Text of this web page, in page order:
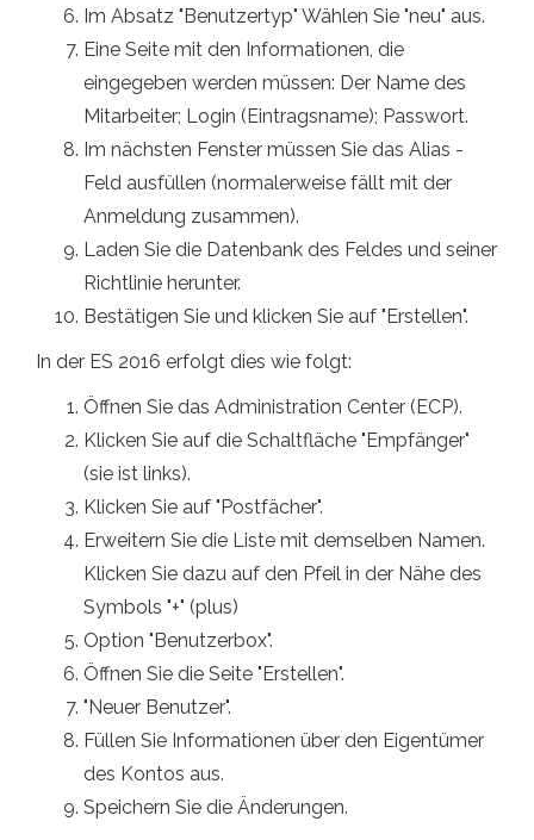
Im Absatz "Benutzertyp" Wählen Sie "neu" aus.
Eine Seite mit den Informationen, die
eingegeben werden müssen: Der Name des
Mitarbeiter; Login (Eintragsname); Passwort.
Im nächsten Fenster müssen Sie das Alias ​​-
Feld ausfüllen (normalerweise fällt mit der
Anmeldung zusammen).
Laden Sie die Datenbank des Feldes und seiner
Richtlinie herunter.
Bestätigen Sie und klicken Sie auf "Erstellen".
In der ES 2016 erfolgt dies wie folgt:
Öffnen Sie das Administration Center (ECP).
Klicken Sie auf die Schaltfläche "Empfänger"
(sie ist links).
Klicken Sie auf "Postfächer".
Erweitern Sie die Liste mit demselben Namen.
Klicken Sie dazu auf den Pfeil in der Nähe des
Symbols "+" (plus)
Option "Benutzerbox".
Öffnen Sie die Seite "Erstellen".
"Neuer Benutzer".
Füllen Sie Informationen über den Eigentümer
des Kontos aus.
Speichern Sie die Änderungen.